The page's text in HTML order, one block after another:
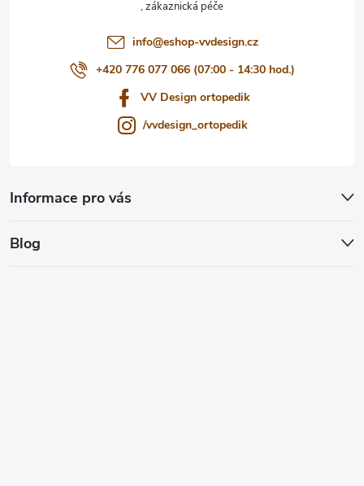
info@eshop-vvdesign.cz
+420 776 077 066 (07:00 - 14:30 hod.)
VV Design ortopedik
/vvdesign_ortopedik
Informace pro vás
Blog